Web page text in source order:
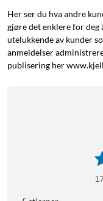
Her ser du hva andre
gjøre det enklere for deg
utelukkende av kunder
anmeldelser
publisering her